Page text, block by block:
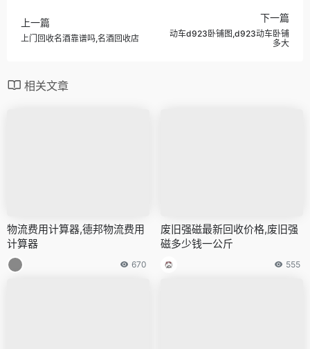
上一篇
上门回收名酒靠谱吗,名酒回收店
下一篇
动车d923卧铺图,d923动车卧铺
多大
相关文章
物流费用计算器,德邦物流费用
计算器
670
废旧强磁最新回收价格,废旧强
磁多少钱一公斤
555